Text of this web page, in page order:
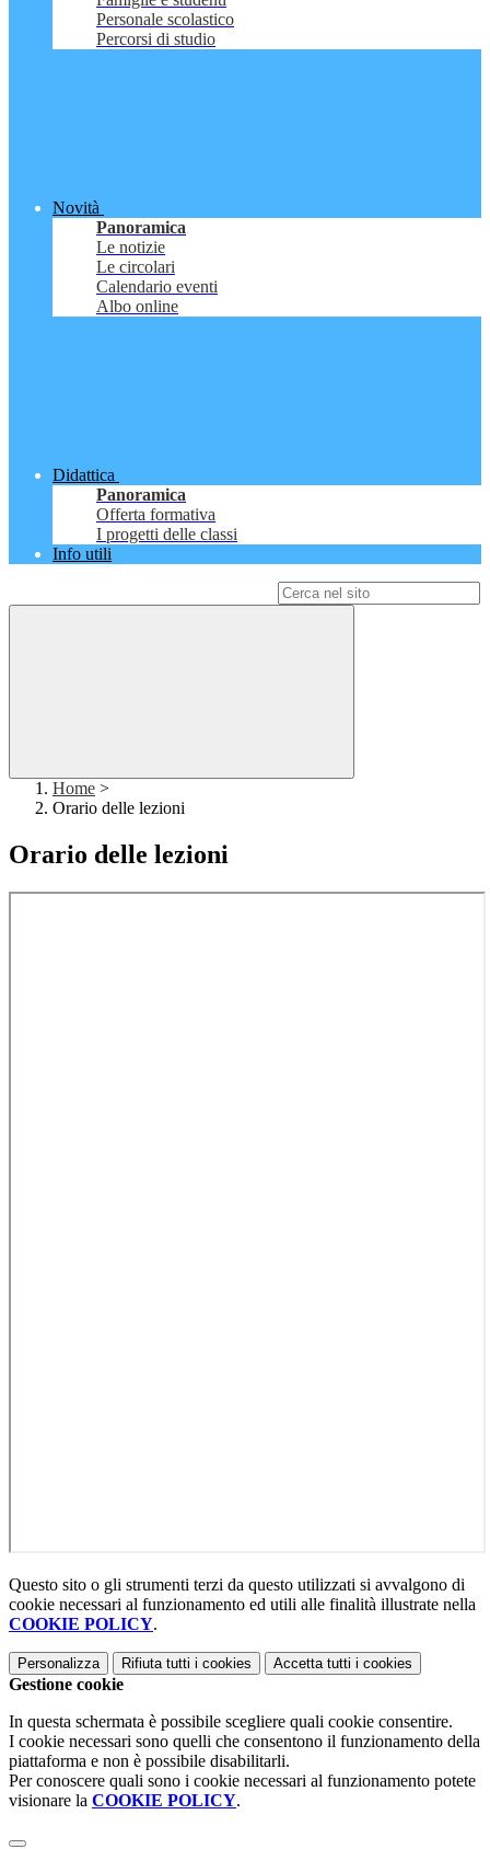
Personale scolastico
Percorsi di studio
Novità
Panoramica
Le notizie
Le circolari
Calendario eventi
Albo online
Didattica
Panoramica
Offerta formativa
I progetti delle classi
Info utili
Home >
Orario delle lezioni
Orario delle lezioni
Questo sito o gli strumenti terzi da questo utilizzati si avvalgono di
cookie necessari al funzionamento ed utili alle finalità illustrate nella
COOKIE POLICY.
Personalizza Rifiuta tutti i cookies Accetta tutti i cookies
Gestione cookie
In questa schermata è possibile scegliere quali cookie consentire.
I cookie necessari sono quelli che consentono il funzionamento della
piattaforma e non è possibile disabilitarli.
Per conoscere quali sono i cookie necessari al funzionamento potete
visionare la COOKIE POLICY.